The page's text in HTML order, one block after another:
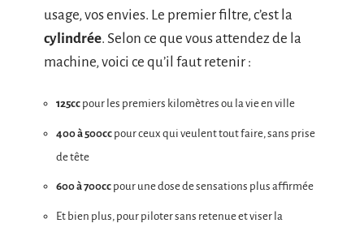
usage, vos envies. Le premier filtre, c’est la
cylindrée. Selon ce que vous attendez de la
machine, voici ce qu’il faut retenir :
125cc pour les premiers kilomètres ou la vie en ville
400 à 500cc pour ceux qui veulent tout faire, sans prise
de tête
600 à 700cc pour une dose de sensations plus affirmée
Et bien plus, pour piloter sans retenue et viser la